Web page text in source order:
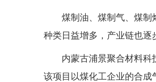
煤制油、煤制气、煤
种类日益增多，产业链也逐
内蒙古浦景聚合材料科
该项目以煤化工企业的合